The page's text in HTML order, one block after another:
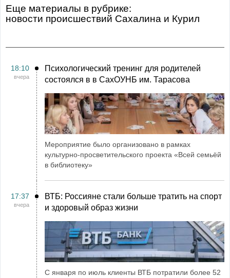
Еще материалы в рубрике:
Новости происшествий Сахалина и Курил
18:10
вчера
Психологический тренинг для родителей
состоялся в в СахОУНБ им. Тарасова
Мероприятие было организовано в рамках
культурно-просветительского проекта «Всей семьёй
в библиотеку»
17:37
вчера
ВТБ: Россияне стали больше тратить на спорт
и здоровый образ жизни
С января по июль клиенты ВТБ потратили более 52